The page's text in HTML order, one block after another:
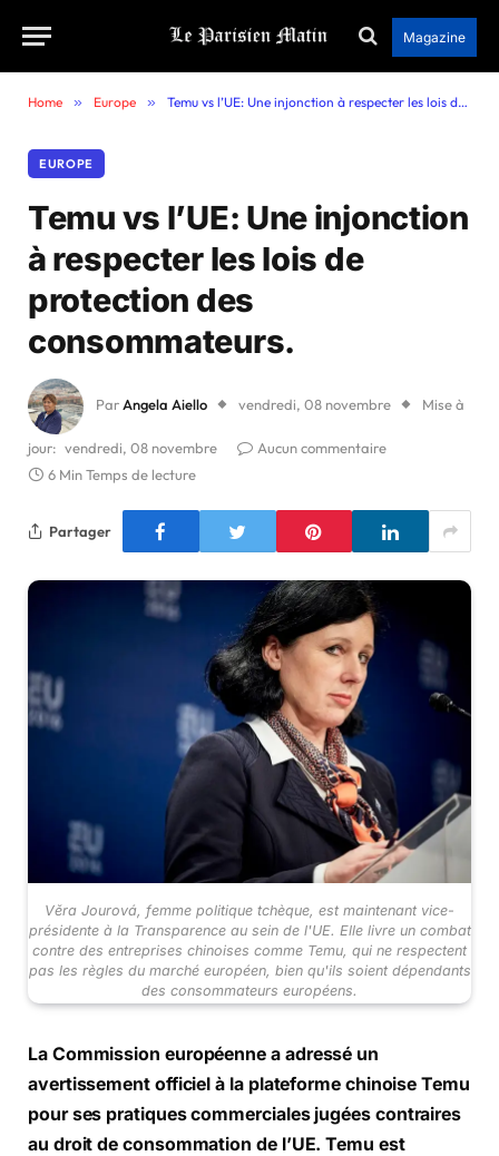
Magazine
Home » Europe » Temu vs l’UE: Une injonction à respecter les lois de protection des consommateurs.
EUROPE
Temu vs l’UE: Une injonction
à respecter les lois de
protection des
consommateurs.
Par Angela Aiello vendredi, 08 novembre Mise à
jour: vendredi, 08 novembre
Aucun commentaire
6 Min Temps de lecture
Partager
Věra Jourová, femme politique tchèque, est maintenant vice-
présidente à la Transparence au sein de l'UE. Elle livre un combat
contre des entreprises chinoises comme Temu, qui ne respectent
pas les règles du marché européen, bien qu'ils soient dépendants
des consommateurs européens.
La Commission européenne a adressé un
avertissement officiel à la plateforme chinoise Temu
pour ses pratiques commerciales jugées contraires
au droit de consommation de l’UE. Temu est